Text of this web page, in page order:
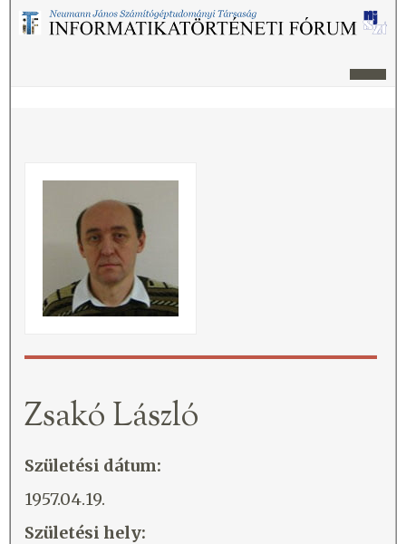
Zsakó László
Születési dátum:
1957.04.19.
Születési hely: